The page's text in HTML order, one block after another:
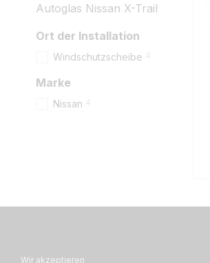
Autoglas Nissan X-Trail
Ort der Installation
Windschutzscheibe 4
Marke
Nissan 4
Wir akzeptieren